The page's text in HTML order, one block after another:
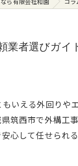
業者選びガイ
いえる外回りや
西市で外構工
心して任せら